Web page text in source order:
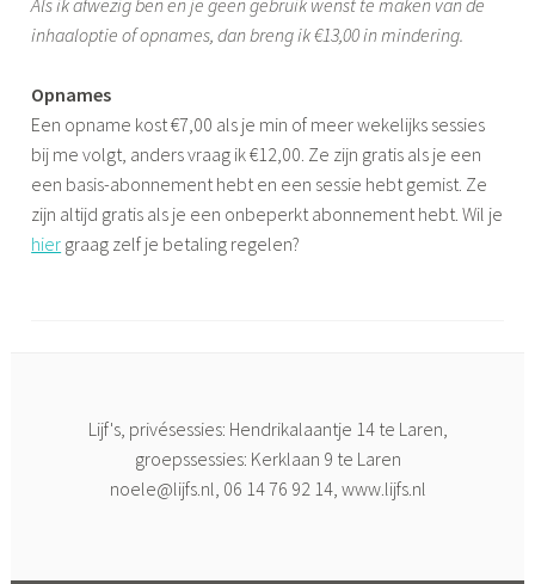
inhaaloptie of opnames, dan breng ik €13,00 in mindering.
Opnames
Een opname kost €7,00 als je min of meer wekelijks sessies
bij me volgt, anders vraag ik €12,00. Ze zijn gratis als je een
een basis-abonnement hebt en een sessie hebt gemist. Ze
zijn altijd gratis als je een onbeperkt abonnement hebt. Wil je
hier graag zelf je betaling regelen?
Lijf's, privésessies: Hendrikalaantje 14 te Laren,
groepssessies: Kerklaan 9 te Laren
noele@lijfs.nl , 06 14 76 92 14, www.lijfs.nl